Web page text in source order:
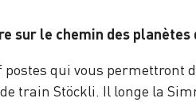
sur le chemin des planètes
qui vous
train Stöckli. Il longe la